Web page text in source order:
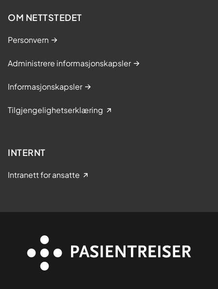
OM NETTSTEDET
Personvern
Administrere informasjonskapsler
Informasjonskapsler
Tilgjengelighetserklæring
INTERNT
Intranett for ansatte